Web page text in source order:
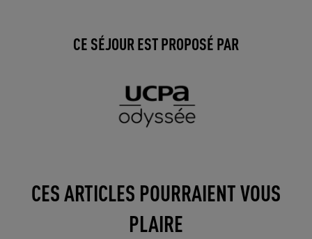
CE SÉJOUR EST PROPOSÉ PAR
CES ARTICLES POURRAIENT VOUS
PLAIRE